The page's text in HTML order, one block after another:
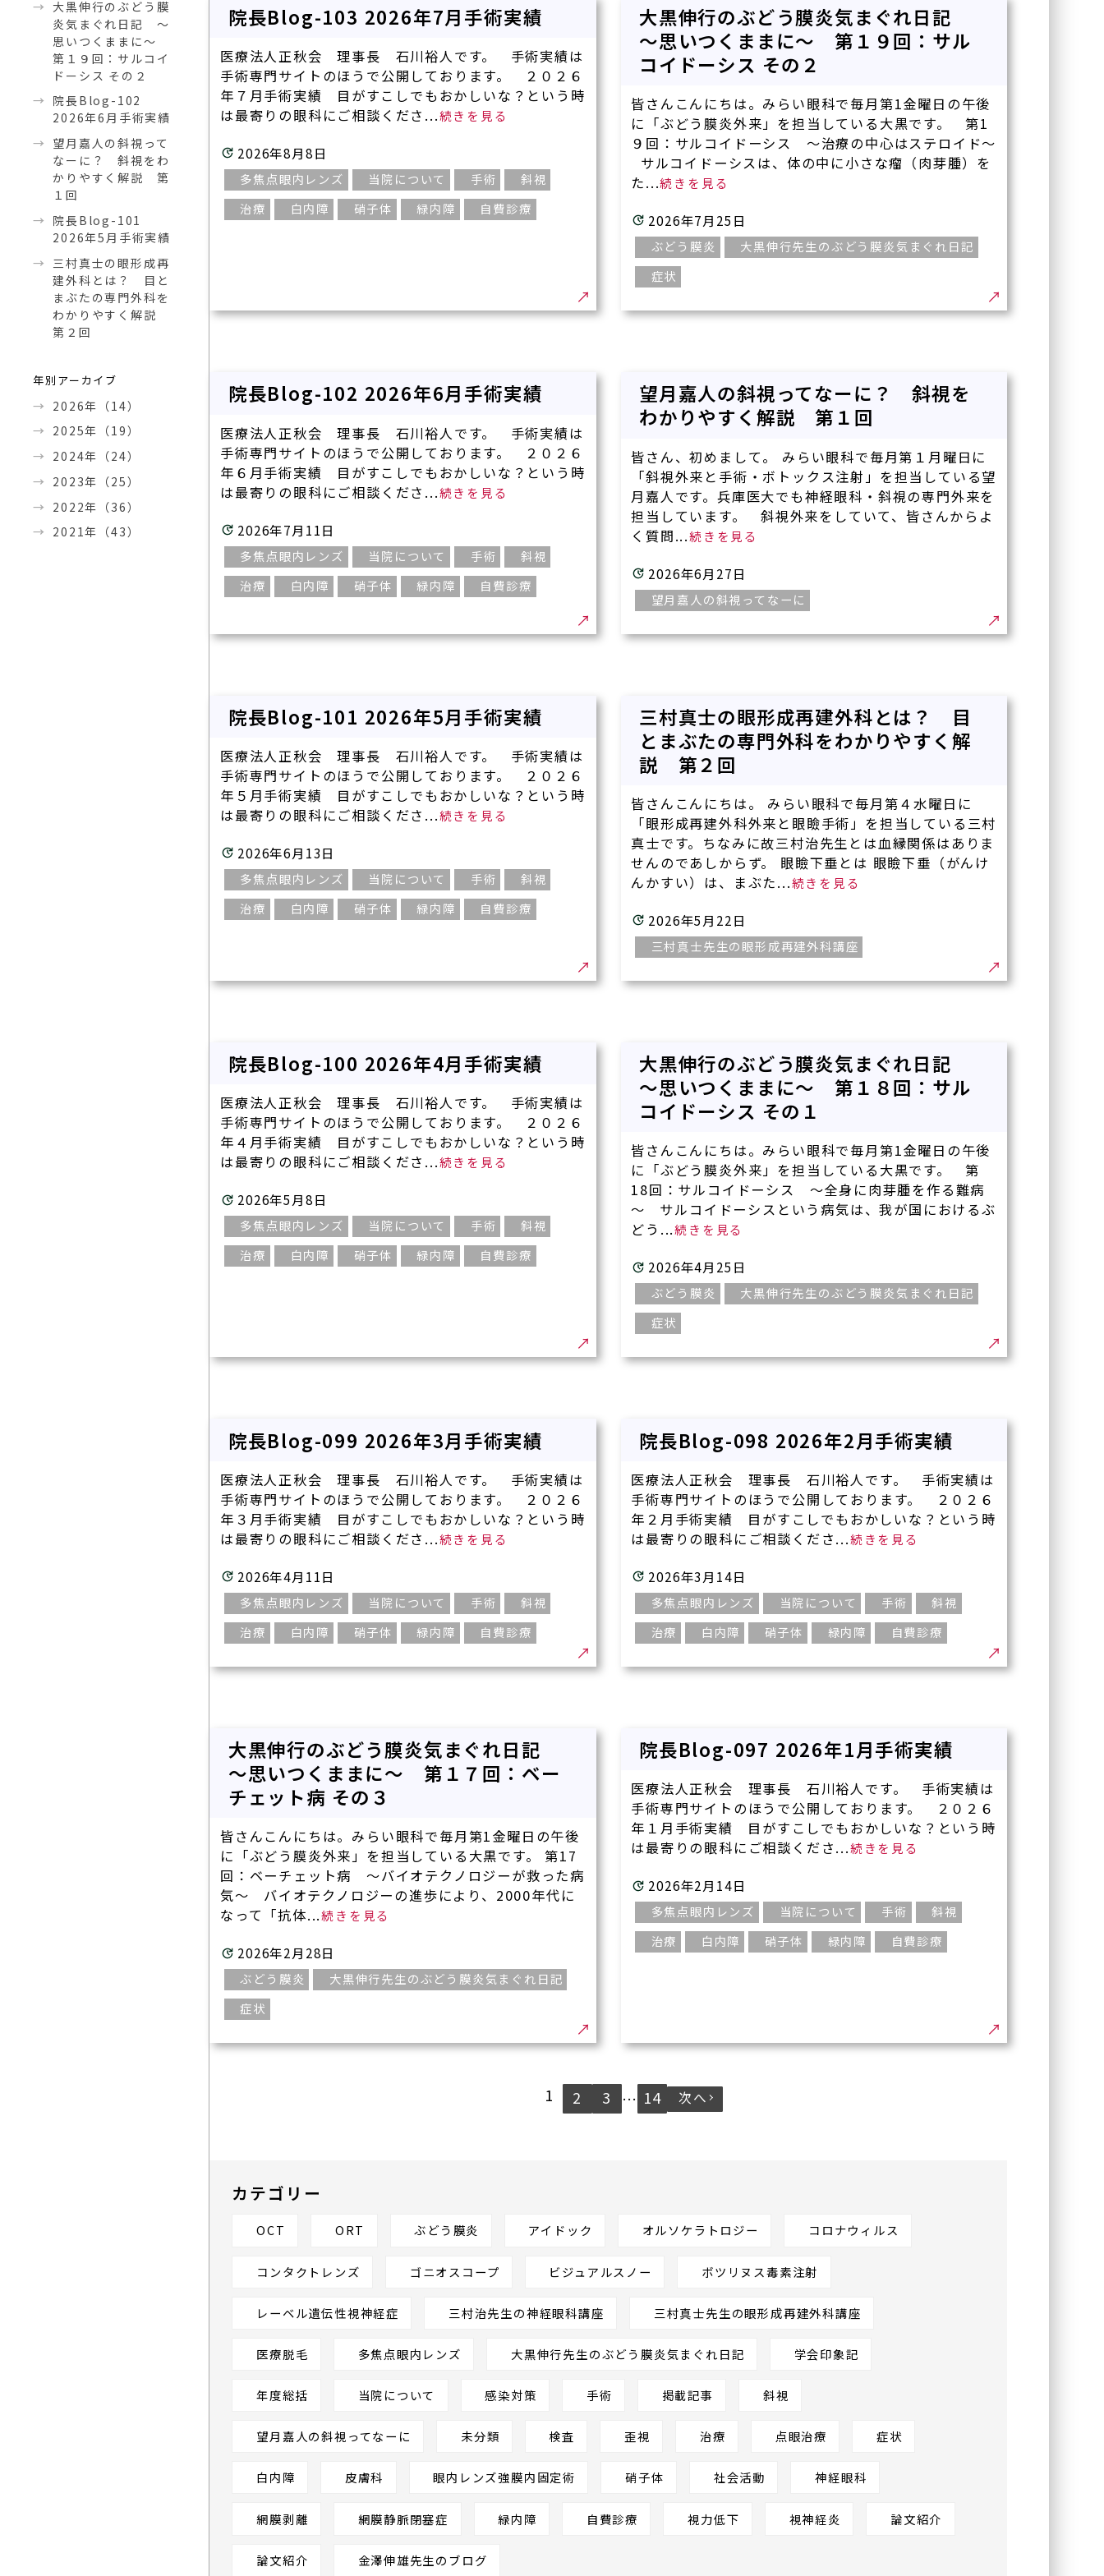
一般診療
白内障手術
硝子体手術
緑内障手術
斜視手術
眼瞼下垂の治療
（点眼薬と日帰り眼瞼手術）
内服治療
硝子体注射
（活動性甲状腺眼症に対する新治療薬）
アイドック
オルソケラトロジー
ICL/IPCL
アドオンレンズ
白内障手術やり直し外来
今福鶴見みらい眼科皮フ科
クリニック本院
大阪府大阪市城東区今福東 1-14-11
鶴見メディカルビル6階
川口眼科醫院
〒570-0083
大阪府守口市京阪本通
イオンタウン守口3階
〒538-0044
大阪府大阪市鶴見区放出東3丁目22-24
ヴェルデ放出駅前 3F
大黒伸行のぶどう膜
炎気まぐれ日記 ～
思いつくままに～
第１９回：サルコイ
ドーシス その２
院長Blog-102
2026年6月手術実績
望月嘉人の斜視って
なーに？ 斜視をわ
かりやすく解説 第
１回
院長Blog-101
2026年5月手術実績
三村真士の眼形成再
建外科とは？ 目と
まぶたの専門外科を
わかりやすく解説
第２回
年別アーカイブ
2026年（14）
2025年（19）
2024年（24）
2023年（25）
2022年（36）
2021年（43）
院長Blog-103 2026年7月手術実績
医療法人正秋会 理事長 石川裕人です。 手術実績は
手術専門サイトのほうで公開しております。 ２０２６
年７月手術実績 目がすこしでもおかしいな？という時
は最寄りの眼科にご相談くださ...
2026年8月8日
多焦点眼内レンズ 当院について 手術
斜視
治療
白内障 硝子体 緑内障 自費診療
大黒伸行のぶどう膜炎気まぐれ日記
～思いつくままに～ 第１９回：サル
コイドーシス その２
皆さんこんにちは。みらい眼科で毎月第1金曜日の午後
に「ぶどう膜炎外来」を担当している大黒です。 第1
９回：サルコイドーシス ～治療の中心はステロイド～
サルコイドーシスは、体の中に小さな瘤（肉芽腫）を
た...
2026年7月25日
ぶどう膜炎
大黒伸行先生のぶどう膜炎気まぐれ日記
症状
院長Blog-102 2026年6月手術実績
医療法人正秋会 理事長 石川裕人です。 手術実績は
手術専門サイトのほうで公開しております。 ２０２６
年６月手術実績 目がすこしでもおかしいな？という時
は最寄りの眼科にご相談くださ...
2026年7月11日
多焦点眼内レンズ 当院について 手術
斜視
治療
白内障 硝子体 緑内障 自費診療
望月嘉人の斜視ってなーに？ 斜視を
わかりやすく解説 第１回
皆さん、初めまして。 みらい眼科で毎月第１月曜日に
「斜視外来と手術・ボトックス注射」を担当している望
月嘉人です。兵庫医大でも神経眼科・斜視の専門外来を
担当しています。 斜視外来をしていて、皆さんからよ
く質問...
2026年6月27日
望月嘉人の斜視ってなーに
院長Blog-101 2026年5月手術実績
医療法人正秋会 理事長 石川裕人です。 手術実績は
手術専門サイトのほうで公開しております。 ２０２６
年５月手術実績 目がすこしでもおかしいな？という時
は最寄りの眼科にご相談くださ...
2026年6月13日
多焦点眼内レンズ 当院について 手術
斜視
治療
白内障 硝子体 緑内障 自費診療
三村真士の眼形成再建外科とは？ 目
とまぶたの専門外科をわかりやすく解
説 第２回
皆さんこんにちは。 みらい眼科で毎月第４水曜日に
「眼形成再建外科外来と眼瞼手術」を担当している三村
真士です。ちなみに故三村治先生とは血縁関係はありま
せんのであしからず。 眼瞼下垂とは 眼瞼下垂（がんけ
んかすい）は、まぶた...
2026年5月22日
三村真士先生の眼形成再建外科講座
院長Blog-100 2026年4月手術実績
医療法人正秋会 理事長 石川裕人です。 手術実績は
手術専門サイトのほうで公開しております。 ２０２６
年４月手術実績 目がすこしでもおかしいな？という時
は最寄りの眼科にご相談くださ...
2026年5月8日
多焦点眼内レンズ 当院について 手術
斜視
治療
白内障 硝子体 緑内障 自費診療
大黒伸行のぶどう膜炎気まぐれ日記
～思いつくままに～ 第１８回：サル
コイドーシス その１
皆さんこんにちは。みらい眼科で毎月第1金曜日の午後
に「ぶどう膜炎外来」を担当している大黒です。 第
18回：サルコイドーシス ～全身に肉芽腫を作る難病
～ サルコイドーシスという病気は、我が国におけるぶ
どう...
2026年4月25日
ぶどう膜炎
大黒伸行先生のぶどう膜炎気まぐれ日記
症状
院長Blog-099 2026年3月手術実績
医療法人正秋会 理事長 石川裕人です。 手術実績は
手術専門サイトのほうで公開しております。 ２０２６
年３月手術実績 目がすこしでもおかしいな？という時
は最寄りの眼科にご相談くださ...
2026年4月11日
多焦点眼内レンズ 当院について 手術
斜視
治療
白内障 硝子体 緑内障 自費診療
院長Blog-098 2026年2月手術実績
医療法人正秋会 理事長 石川裕人です。 手術実績は
手術専門サイトのほうで公開しております。 ２０２６
年２月手術実績 目がすこしでもおかしいな？という時
は最寄りの眼科にご相談くださ...
2026年3月14日
多焦点眼内レンズ 当院について 手術
斜視
治療
白内障 硝子体 緑内障 自費診療
大黒伸行のぶどう膜炎気まぐれ日記
～思いつくままに～ 第１７回：ベー
チェット病 その３
皆さんこんにちは。みらい眼科で毎月第1金曜日の午後
に「ぶどう膜炎外来」を担当している大黒です。 第17
回：ベーチェット病 ～バイオテクノロジーが救った病
気～ バイオテクノロジーの進歩により、2000年代に
なって「抗体...
2026年2月28日
ぶどう膜炎
大黒伸行先生のぶどう膜炎気まぐれ日記
症状
院長Blog-097 2026年1月手術実績
医療法人正秋会 理事長 石川裕人です。 手術実績は
手術専門サイトのほうで公開しております。 ２０２６
年１月手術実績 目がすこしでもおかしいな？という時
は最寄りの眼科にご相談くださ...
2026年2月14日
多焦点眼内レンズ 当院について 手術
斜視
治療
白内障 硝子体 緑内障 自費診療
1 2 3 … 14 次へ
カテゴリー
OCT ORT ぶどう膜炎 アイドック オルソケラトロジー コロナウィルス
コンタクトレンズ ゴニオスコープ ビジュアルスノー ボツリヌス毒素注射
レーベル遺伝性視神経症 三村治先生の神経眼科講座 三村真士先生の眼形成再建外科講座
医療脱毛 多焦点眼内レンズ 大黒伸行先生のぶどう膜炎気まぐれ日記 学会印象記
年度総括 当院について 感染対策 手術 掲載記事 斜視
望月嘉人の斜視ってなーに 未分類 検査 歪視 治療 点眼治療 症状
白内障 皮膚科 眼内レンズ強膜内固定術 硝子体 社会活動 神経眼科
網膜剥離 網膜静脈閉塞症 緑内障 自費診療 視力低下 視神経炎 論文紹介
論文紹介 金澤伸雄先生のブログ